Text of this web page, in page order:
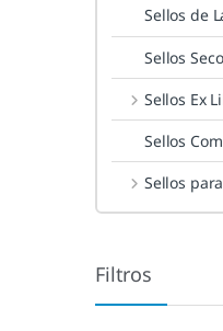
Sellos de
Sellos
Sellos Ex
Sellos
Sellos
Filtros